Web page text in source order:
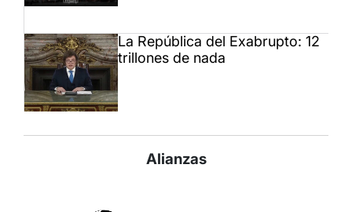
La República del Exabrupto: 12
trillones de nada
Alianzas